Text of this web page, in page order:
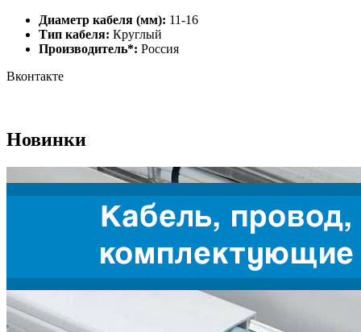
Диаметр кабеля (мм): 11-16
Тип кабеля: Круглый
Производитель*: Россия
Вконтакте
Новинки